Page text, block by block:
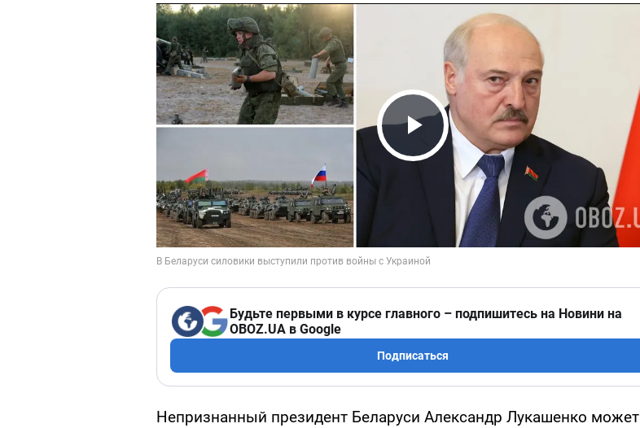
Play Video
Будьте первыми в курсе главного – подпишитесь на Новини на
OBOZ.UA в Google
Подписаться
Непризнанный президент Беларуси Александр Лукашенко может